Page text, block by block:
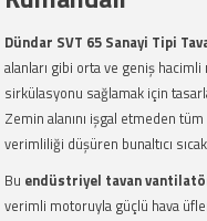
Dündar SVT 65 Sanayi Tipi
alanları gibi orta ve geniş
sirkülasyonu sağlamak için
Zemin alanını işgal etmeden
verimliliği düşüren bunaltıcı
Bu endüstriyel tavan
verimli motoruyla güçlü hava